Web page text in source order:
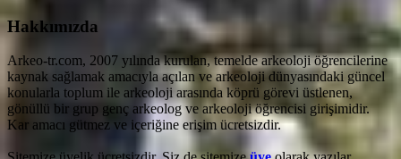
Hakkımızda
Arkeo-tr.com, 2007 yılında kurulan, temelde arkeoloji öğrencilerine
kaynak sağlamak amacıyla açılan ve arkeoloji dünyasındaki güncel
konularla toplum ile arkeoloji arasında köprü görevi üstlenen,
gönüllü bir grup genç arkeolog ve arkeoloji öğrencisi girişimidir.
Kar amacı gütmez ve içeriğine erişim ücretsizdir.